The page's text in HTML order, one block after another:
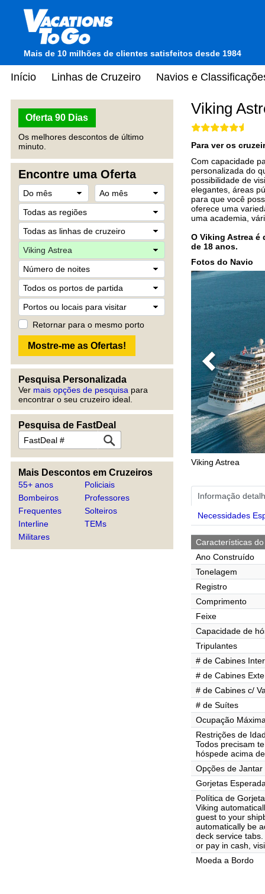
Mais de 10 milhões de clientes satisfeitos desde 1984
Início Linhas de Cruzeiro Navios e
Oferta 90 Dias
Os melhores descontos de último
minuto.
Encontre uma Oferta
Retornar para o mesmo porto
Pesquisa Personalizada
Ver mais opções de pesquisa para
encontrar o seu cruzeiro ideal.
Pesquisa de FastDeal
Mais Descontos em Cruzeiros
55+ anos
Bombeiros
Frequentes
Interline
Militares
Policiais
Professores
Solteiros
TEMs
Viking
Para ver os
Com capacidade
personalizada do
possibilidade de
elegantes, áreas
para que você
oferece uma
uma academia,
O Viking Astrea
de 18 anos.
Fotos do Navio
Previous
Viking Astrea
Informação
Necessidades
Características
Ano Construído
Tonelagem
Registro
Comprimento
Feixe
Capacidade de
Tripulantes
# de Cabines
# de Cabines
# de Cabines c/
# de Suítes
Ocupação
Restrições de
Todos precisam
hóspede acima
Opções de Jantar
Gorjetas
Política de
Viking
guest to your
automatically be
deck service
or pay in cash,
Moeda a Bordo